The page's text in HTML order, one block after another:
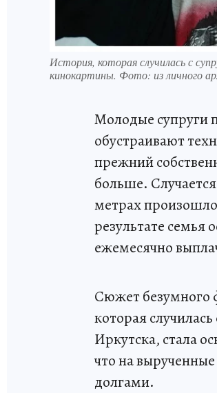
История, которая случилась с
кинокартины. Фото: из личного
Молодые супруги
обустраивают
прежний
больше.
метрах
результате семья
ежемесячно
Сюжет безумного
которая
Иркутска, стала
что на вырученные
долгами.